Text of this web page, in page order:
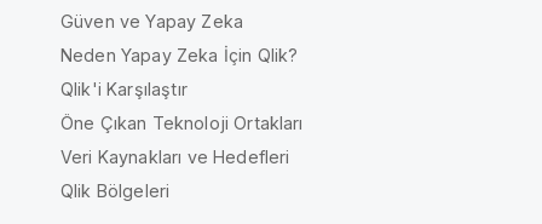
Güven ve Yapay Zeka
Neden Yapay Zeka İçin Qlik?
Qlik'i Karşılaştır
Öne Çıkan Teknoloji Ortakları
Veri Kaynakları ve Hedefleri
Qlik Bölgeleri